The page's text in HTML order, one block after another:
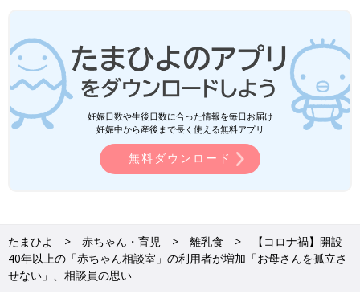
妊娠日数や生後日数に合った情報を毎日お届け
妊娠中から産後まで長く使える無料アプリ
無料ダウンロード
たまひよ 赤ちゃん・育児 離乳食
【コロナ禍】開設
40年以上の「赤ちゃん相談室」の利用者が増加「お母さんを孤立さ
せない」、相談員の思い